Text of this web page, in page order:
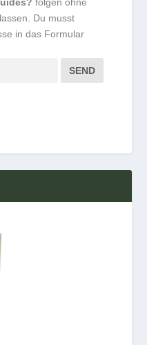
Du musst
in das Formular